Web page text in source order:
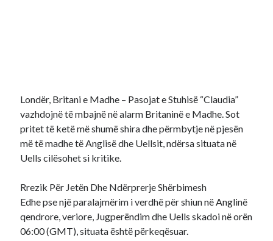
Londër, Britani e Madhe – Pasojat e Stuhisë “Claudia”
vazhdojnë të mbajnë në alarm Britaninë e Madhe. Sot
pritet të ketë më shumë shira dhe përmbytje në pjesën
më të madhe të Anglisë dhe Uellsit, ndërsa situata në
Uells cilësohet si kritike.
Rrezik Për Jetën Dhe Ndërprerje Shërbimesh
Edhe pse një paralajmërim i verdhë për shiun në Anglinë
qendrore, veriore, Jugperëndim dhe Uells skadoi në orën
06:00 (GMT), situata është përkeqësuar.